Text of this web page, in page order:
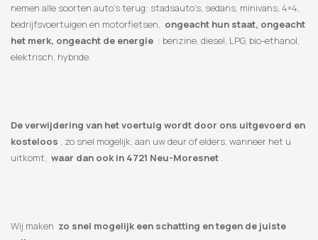
nemen alle soorten auto’s terug: stadsauto’s, sedans, minivans, 4×4,
bedrijfsvoertuigen en motorfietsen, ongeacht hun staat, ongeacht
het merk, ongeacht de energie : benzine, diesel, LPG, bio-ethanol,
elektrisch, hybride.
De verwijdering van het voertuig wordt door ons uitgevoerd en
kosteloos , zo snel mogelijk, aan uw deur of elders, wanneer het u
uitkomt, waar dan ook in 4721 Neu-Moresnet .
Wij maken zo snel mogelijk een schatting en tegen de juiste